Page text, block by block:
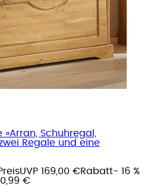
Schuhregal,
Regale und eine
UVP 169,00 €Rabatt- 16 %
€